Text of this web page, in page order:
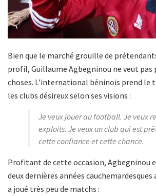
Bien que le marché grouille de
profil, Guillaume Agbegninou ne veut pas
choses. L’international béninois prend le
les clubs désireux selon ses visions :
Je veux jouer au football. Je veux
exploits. Je veux un club qui est
cette confiance et cette chance.
Profitant de cette occasion, Agbegninou
deux dernières années cauchemardesques
a joué très peu de matchs :